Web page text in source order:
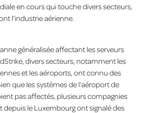
en cours qui touche divers secteurs,
l’industrie aérienne.
généralisée affectant les serveurs
divers secteurs, notamment les
et les aéroports, ont connu des
que les systèmes de l’aéroport de
pas affectés, plusieurs compagnies
depuis le Luxembourg ont signalé des